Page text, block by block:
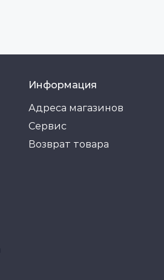
Информация
Адреса магазинов
Сервис
Возврат товара